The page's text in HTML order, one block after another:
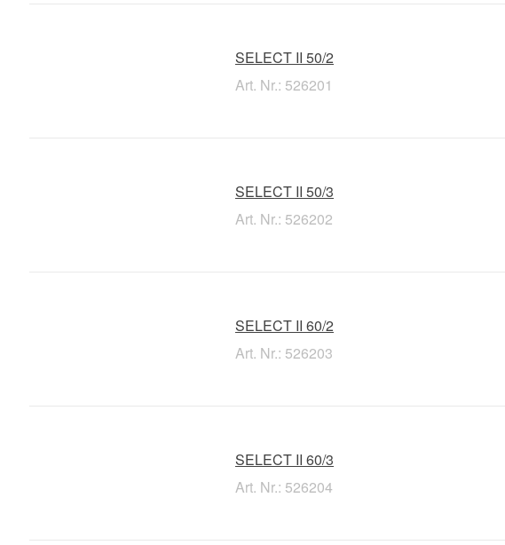
SELECT II 50/2
Art. Nr.: 526201
SELECT II 50/3
Art. Nr.: 526202
SELECT II 60/2
Art. Nr.: 526203
SELECT II 60/3
Art. Nr.: 526204